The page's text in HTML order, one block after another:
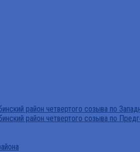
район четвертого созыва по
район четвертого созыва по